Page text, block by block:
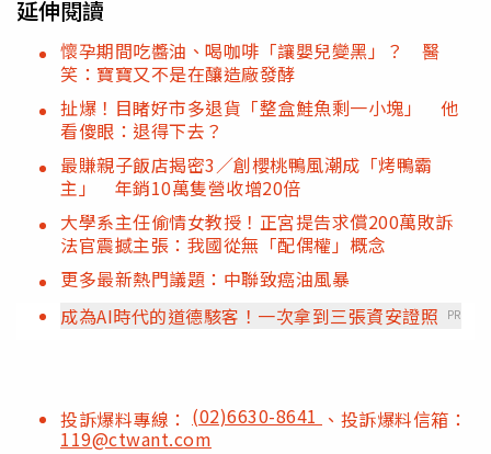
延伸閱讀
懷孕期間吃醬油、喝咖啡「讓嬰兒變黑」？ 醫
笑：寶寶又不是在釀造廠發酵
扯爆！目睹好市多退貨「整盒鮭魚剩一小塊」 他
看傻眼：退得下去？
最賺親子飯店揭密3／創櫻桃鴨風潮成「烤鴨霸
主」 年銷10萬隻營收增20倍
大學系主任偷情女教授！正宮提告求償200萬敗訴
法官震撼主張：我國從無「配偶權」概念
更多最新熱門議題：中聯致癌油風暴
成為AI時代的道德駭客！一次拿到三張資安證照
PR
投訴爆料專線： (02)6630-8641 、投訴爆料信箱：
119@ctwant.com